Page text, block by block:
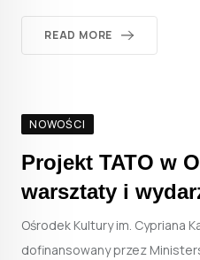
READ MORE
NOWOŚCI
Projekt TATO w
warsztaty i
Ośrodek Kultury im. Cypriana
dofinansowany przez